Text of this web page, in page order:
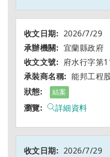
2026/7/29
宜蘭縣政府
府水行字第
能邦工程
結案
詳細資料
2026/7/29